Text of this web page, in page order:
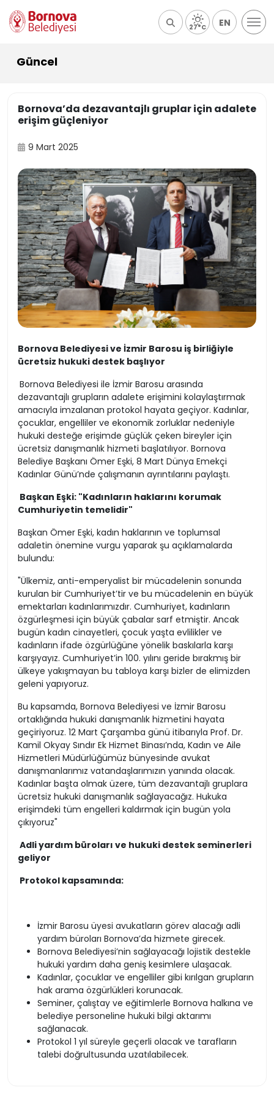
27°C EN
Güncel
Bornova’da dezavantajlı gruplar için adalete
erişim güçleniyor
9 Mart 2025
Bornova Belediyesi ve İzmir Barosu iş birliğiyle
ücretsiz hukuki destek başlıyor
Bornova Belediyesi ile İzmir Barosu arasında
dezavantajlı grupların adalete erişimini kolaylaştırmak
amacıyla imzalanan protokol hayata geçiyor. Kadınlar,
çocuklar, engelliler ve ekonomik zorluklar nedeniyle
hukuki desteğe erişimde güçlük çeken bireyler için
ücretsiz danışmanlık hizmeti başlatılıyor. Bornova
Belediye Başkanı Ömer Eşki, 8 Mart Dünya Emekçi
Kadınlar Günü’nde çalışmanın ayrıntılarını paylaştı.
Başkan Eşki: "Kadınların haklarını korumak
Cumhuriyetin temelidir"
Başkan Ömer Eşki, kadın haklarının ve toplumsal
adaletin önemine vurgu yaparak şu açıklamalarda
bulundu:
"Ülkemiz, anti-emperyalist bir mücadelenin sonunda
kurulan bir Cumhuriyet’tir ve bu mücadelenin en büyük
emektarları kadınlarımızdır. Cumhuriyet, kadınların
özgürleşmesi için büyük çabalar sarf etmiştir. Ancak
bugün kadın cinayetleri, çocuk yaşta evlilikler ve
kadınların ifade özgürlüğüne yönelik baskılarla karşı
karşıyayız. Cumhuriyet’in 100. yılını geride bırakmış bir
ülkeye yakışmayan bu tabloya karşı bizler de elimizden
geleni yapıyoruz.
Bu kapsamda, Bornova Belediyesi ve İzmir Barosu
ortaklığında hukuki danışmanlık hizmetini hayata
geçiriyoruz. 12 Mart Çarşamba günü itibarıyla Prof. Dr.
Kamil Okyay Sındır Ek Hizmet Binası’nda, Kadın ve Aile
Hizmetleri Müdürlüğümüz bünyesinde avukat
danışmanlarımız vatandaşlarımızın yanında olacak.
Kadınlar başta olmak üzere, tüm dezavantajlı gruplara
ücretsiz hukuki danışmanlık sağlayacağız. Hukuka
erişimdeki tüm engelleri kaldırmak için bugün yola
çıkıyoruz"
Adli yardım büroları ve hukuki destek seminerleri
geliyor
Protokol kapsamında:
İzmir Barosu üyesi avukatların görev alacağı adli
yardım büroları Bornova’da hizmete girecek.
Bornova Belediyesi’nin sağlayacağı lojistik destekle
hukuki yardım daha geniş kesimlere ulaşacak.
Kadınlar, çocuklar ve engelliler gibi kırılgan grupların
hak arama özgürlükleri korunacak.
Seminer, çalıştay ve eğitimlerle Bornova halkına ve
belediye personeline hukuki bilgi aktarımı
sağlanacak.
Protokol 1 yıl süreyle geçerli olacak ve tarafların
talebi doğrultusunda uzatılabilecek.